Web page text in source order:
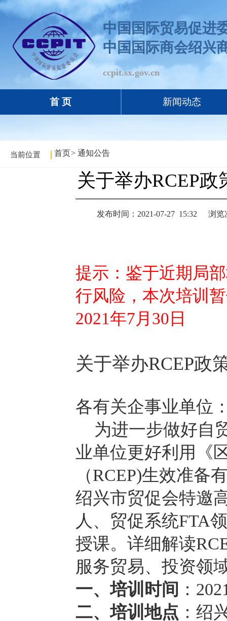
中国国际贸易促进
中国国际商会绍兴
ccpit.sx.gov.cn
首 页 新闻动态
当前位置 首页> 通知公告
关于举办RCEP
发布时间：2021-07-27 15:32 浏览
提示：鉴于近期局
行风险，本次培训
2021年7月30日
关于举办RCEP政
各有关企事业单位
为进一步做好自
业单位更好利用《
（RCEP)生效准备
绍兴市贸促会特邀
人、贸促系统FTA
授课。详细解读
服务贸易、投资领
一、培训时间 ：
二、培训地点 ：绍